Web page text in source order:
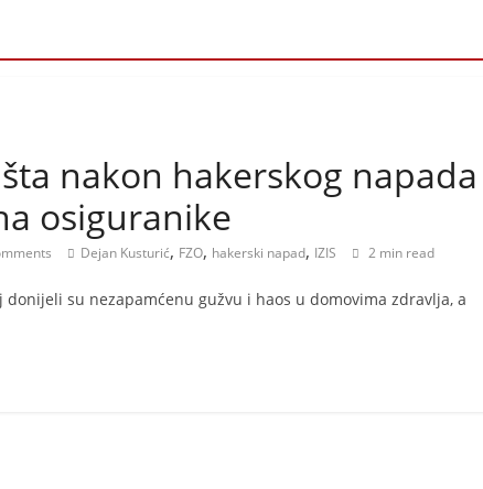
nakon hakerskog napada
osiguranike
Dejan Kusturić, FZO, hakerski napad, IZIS 2 min read
su nezapamćenu gužvu i haos u domovima zdravlja, a